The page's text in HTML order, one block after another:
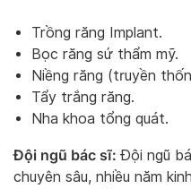
Trồng răng Implant.
Bọc răng sứ thẩm mỹ.
Niềng răng (truyền
Tẩy trắng răng.
Nha khoa tổng quát.
Đội ngũ bác sĩ: Đội ngũ
chuyên sâu, nhiều năm